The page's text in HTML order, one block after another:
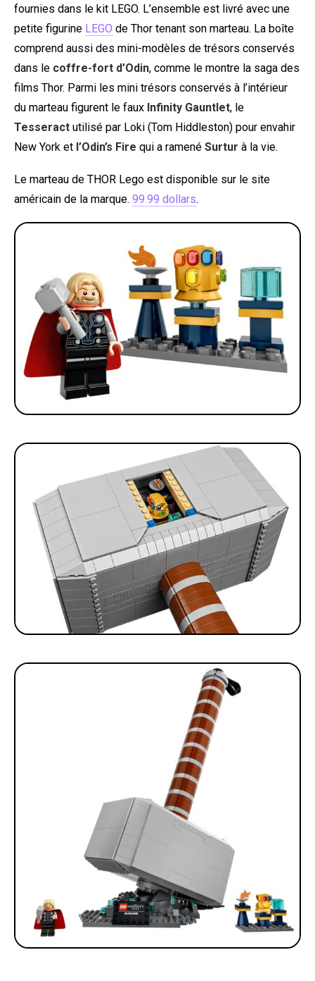
fournies dans le kit LEGO. L’ensemble est livré avec une
petite figurine LEGO de Thor tenant son marteau. La boîte
comprend aussi des mini-modèles de trésors conservés
dans le coffre-fort d’Odin, comme le montre la saga des
films Thor. Parmi les mini trésors conservés à l’intérieur
du marteau figurent le faux Infinity Gauntlet, le
Tesseract utilisé par Loki (Tom Hiddleston) pour envahir
New York et l’Odin’s Fire qui a ramené Surtur à la vie.
Le marteau de THOR Lego est disponible sur le site
américain de la marque. 99.99 dollars.